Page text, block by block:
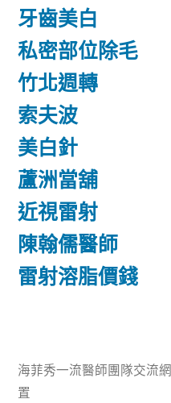
牙齒美白
私密部位除毛
竹北週轉
索夫波
美白針
蘆洲當舖
近視雷射
陳翰儒醫師
雷射溶脂價錢
海菲秀一流醫師團隊交流網
置